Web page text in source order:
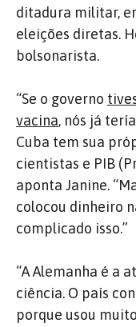
ditadura militar,
eleições diretas.
bolsonarista.
“Se o governo
vacina, nós já
Cuba tem sua
cientistas e PIB
aponta Janine.
colocou dinheiro
complicado isso.”
“A Alemanha é a
ciência. O país
porque usou